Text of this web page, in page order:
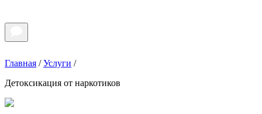
Главная / Услуги /
Детоксикация от наркотиков